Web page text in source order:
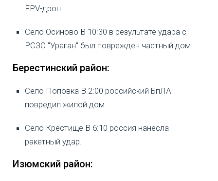
FPV-дрон.
Село Осиново В 10:30 в результате удара с
РСЗО "Ураган" был поврежден частный дом.
Берестинский район:
Село Поповка В 2:00 российский БпЛА
повредил жилой дом.
Село Крестище В 6:10 россия нанесла
ракетный удар.
Изюмский район: